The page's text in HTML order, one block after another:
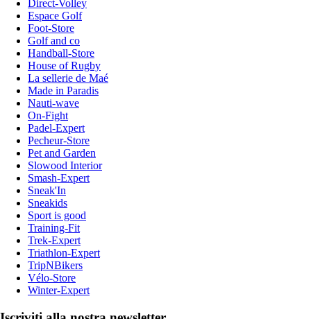
Direct-Volley
Espace Golf
Foot-Store
Golf and co
Handball-Store
House of Rugby
La sellerie de Maé
Made in Paradis
Nauti-wave
On-Fight
Padel-Expert
Pecheur-Store
Pet and Garden
Slowood Interior
Smash-Expert
Sneak'In
Sneakids
Sport is good
Training-Fit
Trek-Expert
Triathlon-Expert
TripNBikers
Vélo-Store
Winter-Expert